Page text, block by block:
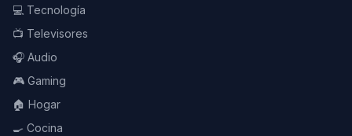
💻 Tecnología
📺 Televisores
🎧 Audio
🎮 Gaming
🏠 Hogar
🍳 Cocina